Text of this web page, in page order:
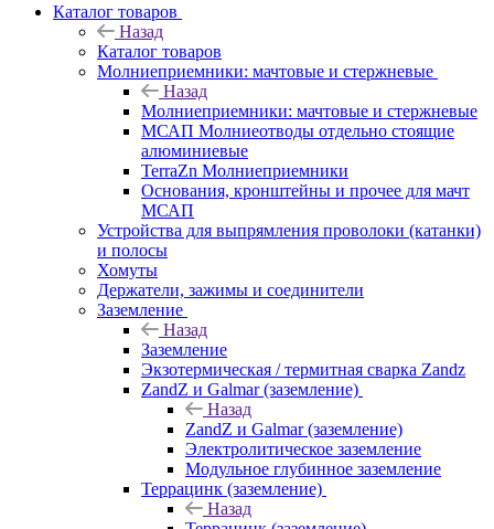
Каталог товаров
Назад
Каталог товаров
Молниеприемники: мачтовые и стержневые
Назад
Молниеприемники: мачтовые и стержневые
МСАП Молниеотводы отдельно стоящие
алюминиевые
TerraZn Молниеприемники
Основания, кронштейны и прочее для мачт
МСАП
Устройства для выпрямления проволоки (катанки)
и полосы
Хомуты
Держатели, зажимы и соединители
Заземление
Назад
Заземление
Экзотермическая / термитная сварка Zandz
ZandZ и Galmar (заземление)
Назад
ZandZ и Galmar (заземление)
Электролитическое заземление
Модульное глубинное заземление
Террацинк (заземление)
Назад